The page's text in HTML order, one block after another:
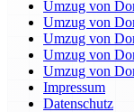
Umzug von
Umzug von
Umzug von
Umzug von
Umzug von
Impressum
Datenschutz